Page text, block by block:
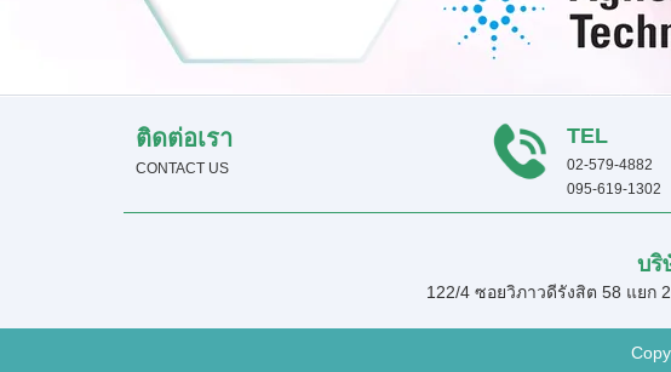
ติดต่อเรา
CONTACT US
TEL
02-579-4882
095-619-1302
บริ
122/4 ซอยวิภาวดีรังสิต 58 แยก